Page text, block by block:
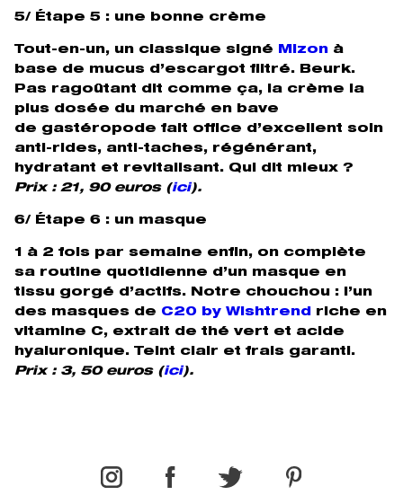
5/ Étape 5 : une bonne crème
Tout-en-un, un classique signé Mizon à
base de mucus d’escargot filtré. Beurk.
Pas ragoûtant dit comme ça, la crème la
plus dosée du marché en bave
de gastéropode fait office d’excellent soin
anti-rides, anti-taches, régénérant,
hydratant et revitalisant. Qui dit mieux ?
Prix : 21, 90 euros (ici).
6/ Étape 6 : un masque
1 à 2 fois par semaine enfin, on complète
sa routine quotidienne d’un masque en
tissu gorgé d’actifs. Notre chouchou : l’un
des masques de C20 by Wishtrend riche en
vitamine C, extrait de thé vert et acide
hyaluronique. Teint clair et frais garanti.
Prix : 3, 50 euros (ici).